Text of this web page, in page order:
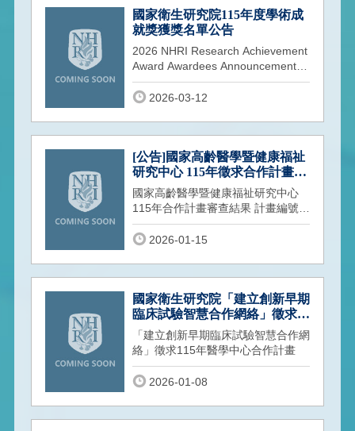
國家衛生研究院115年度學術成
就獎獲獎名單公告
2026 NHRI Research Achievement
Award Awardees Announcement
本院115年度學術成就獎，經國內外
專家學者評
2026-03-12
[公告]國家高齡醫學暨健康福祉
研究中心 115年徵求合作計畫審
查結果
國家高齡醫學暨健康福祉研究中心
115年合作計畫審查結果 計畫編號
計畫名稱 執行團隊
2026-01-15
國家衛生研究院「建立創新早期
臨床試驗智慧合作網絡」徵求
115年醫學中心合作計畫
「建立創新早期臨床試驗智慧合作網
絡」徵求115年醫學中心合作計畫
2026-01-08